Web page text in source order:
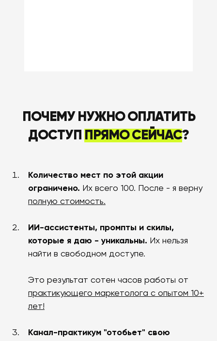
ПОЧЕМУ НУЖНО ОПЛАТИТЬ
ДОСТУП ПРЯМО СЕЙЧАС?
Количество мест по этой акции
ограничено. Их всего 100. После - я верну
полную стоимость.
ИИ-ассистенты, промпты и скилы,
которые я даю - уникальны. Их нельзя
найти в свободном доступе.
Это результат сотен часов работы от
практикующего маркетолога с опытом 10+
лет!
Канал-практикум "отобьет" свою